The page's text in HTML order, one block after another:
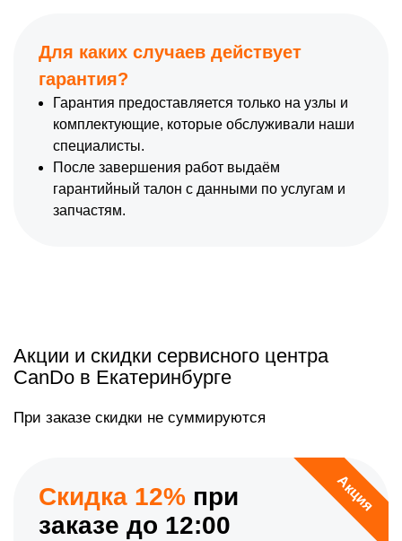
Для каких случаев действует
гарантия?
Гарантия предоставляется только на узлы и
комплектующие, которые обслуживали наши
специалисты.
После завершения работ выдаём
гарантийный талон с данными по услугам и
запчастям.
Акции и скидки сервисного центра
CanDo в Екатеринбурге
При заказе скидки не суммируются
Акция
Скидка 12% при
заказе до 12:00